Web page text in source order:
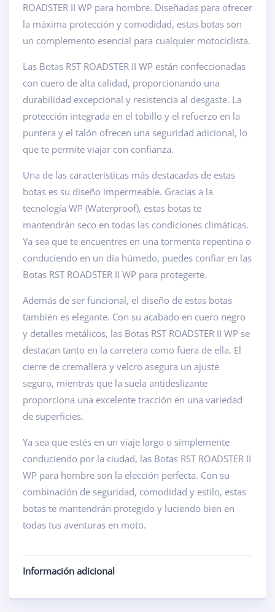
ROADSTER II WP para hombre. Diseñadas para ofrecer
la máxima protección y comodidad, estas botas son
un complemento esencial para cualquier motociclista.
Las Botas RST ROADSTER II WP están confeccionadas
con cuero de alta calidad, proporcionando una
durabilidad excepcional y resistencia al desgaste. La
protección integrada en el tobillo y el refuerzo en la
puntera y el talón ofrecen una seguridad adicional, lo
que te permite viajar con confianza.
Una de las características más destacadas de estas
botas es su diseño impermeable. Gracias a la
tecnología WP (Waterproof), estas botas te
mantendrán seco en todas las condiciones climáticas.
Ya sea que te encuentres en una tormenta repentina o
conduciendo en un día húmedo, puedes confiar en las
Botas RST ROADSTER II WP para protegerte.
Además de ser funcional, el diseño de estas botas
también es elegante. Con su acabado en cuero negro
y detalles metálicos, las Botas RST ROADSTER II WP se
destacan tanto en la carretera como fuera de ella. El
cierre de cremallera y velcro asegura un ajuste
seguro, mientras que la suela antideslizante
proporciona una excelente tracción en una variedad
de superficies.
Ya sea que estés en un viaje largo o simplemente
conduciendo por la ciudad, las Botas RST ROADSTER II
WP para hombre son la elección perfecta. Con su
combinación de seguridad, comodidad y estilo, estas
botas te mantendrán protegido y luciendo bien en
todas tus aventuras en moto.
Información adicional